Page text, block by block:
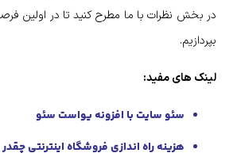
در بخش نظرات با ما مطرح کنید تا در اولین
بپردازیم.
لینک های مفید:
سئو سایت با افزونه یواست سئو
هزینه راه اندازی فروشگاه اینترنتی